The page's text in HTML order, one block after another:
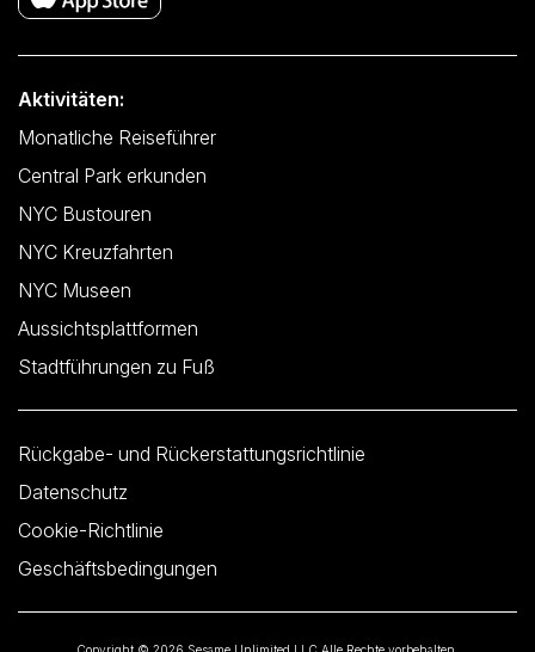
Aktivitäten:
Monatliche Reiseführer
Central Park erkunden
NYC Bustouren
NYC Kreuzfahrten
NYC Museen
Aussichtsplattformen
Stadtführungen zu Fuß
Rückgabe- und Rückerstattungsrichtlinie
Datenschutz
Cookie-Richtlinie
Geschäftsbedingungen